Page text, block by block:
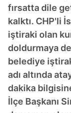
fırsatta dile
kalktı. CHP'li
iştiraki olan
doldurmaya
belediye
adı altında
dakika
İlçe Başkanı